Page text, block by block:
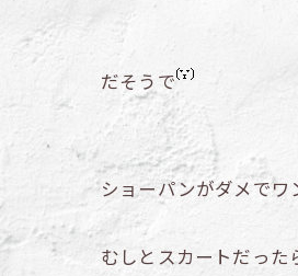
だそうで
ショーパンがダメで
むしとスカートだった